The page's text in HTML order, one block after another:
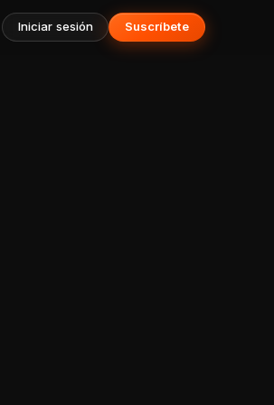
Iniciar sesión Suscríbete